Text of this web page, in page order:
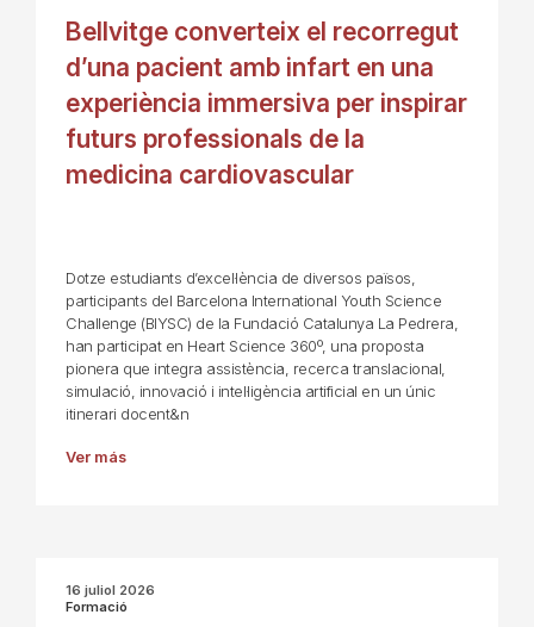
Bellvitge converteix el recorregut
d’una pacient amb infart en una
experiència immersiva per inspirar
futurs professionals de la
medicina cardiovascular
Dotze estudiants d’excel·lència de diversos països,
participants del Barcelona International Youth Science
Challenge (BIYSC) de la Fundació Catalunya La Pedrera,
han participat en Heart Science 360º, una proposta
pionera que integra assistència, recerca translacional,
simulació, innovació i intel·ligència artificial en un únic
itinerari docent&n
Ver más
16 juliol 2026
Formació